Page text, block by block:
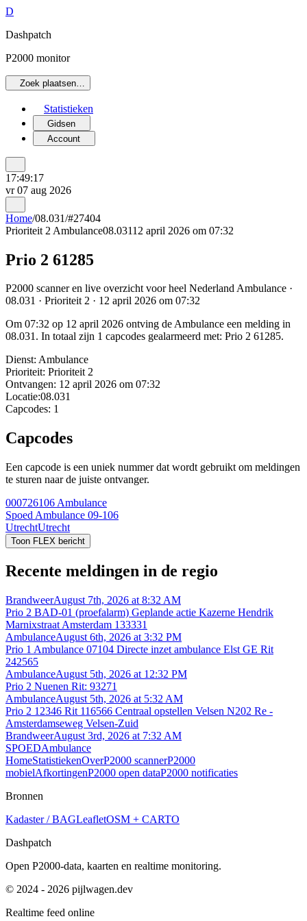
D
Dashpatch
P2000 monitor
Zoek plaatsen…
Statistieken
Gidsen
Account
17:49:17
vr 07 aug 2026
Home/08.031/#27404
Prioriteit 2 Ambulance08.03112 april 2026 om 07:32
Prio 2 61285
P2000 scanner en live overzicht voor heel Nederland Ambulance ·
08.031 · Prioriteit 2 · 12 april 2026 om 07:32
Om 07:32 op 12 april 2026 ontving de Ambulance een melding in
08.031. In totaal zijn 1 capcodes gealarmeerd met: Prio 2 61285.
Dienst: Ambulance
Prioriteit: Prioriteit 2
Ontvangen: 12 april 2026 om 07:32
Locatie:08.031
Capcodes: 1
Capcodes
Een capcode is een uniek nummer dat wordt gebruikt om meldingen
te sturen naar de juiste ontvanger.
000726106 Ambulance
Spoed Ambulance 09-106
UtrechtUtrecht
Toon FLEX bericht
Recente meldingen in de regio
BrandweerAugust 7th, 2026 at 8:32 AM
Prio 2 BAD-01 (proefalarm) Geplande actie Kazerne Hendrik
Marnixstraat Amsterdam 133331
AmbulanceAugust 6th, 2026 at 3:32 PM
Prio 1 Ambulance 07104 Directe inzet ambulance Elst GE Rit
242565
AmbulanceAugust 5th, 2026 at 12:32 PM
Prio 2 Nuenen Rit: 93271
AmbulanceAugust 5th, 2026 at 5:32 AM
Prio 2 12346 Rit 116566 Centraal opstellen Velsen N202 Re -
Amsterdamseweg Velsen-Zuid
BrandweerAugust 3rd, 2026 at 7:32 AM
SPOEDAmbulance
HomeStatistiekenOverP2000 scannerP2000
mobielAfkortingenP2000 open dataP2000 notificaties
Bronnen
Kadaster / BAGLeafletOSM + CARTO
Dashpatch
Open P2000-data, kaarten en realtime monitoring.
© 2024 - 2026 pijlwagen.dev
Realtime feed online